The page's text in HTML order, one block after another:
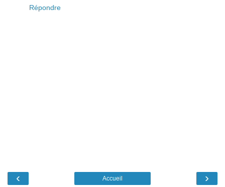
Répondre
‹ ›
Accueil